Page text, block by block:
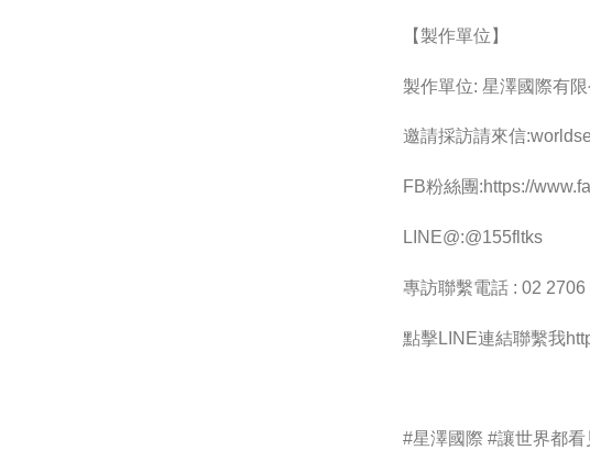
【製作單位】
製作單位: 星澤國際有限
邀請採訪請來信:
FB粉絲團:https://
LINE@:@155fltks
專訪聯繫電話 : 02 2706
點擊LINE連結聯繫我
#星澤國際 #讓世界都